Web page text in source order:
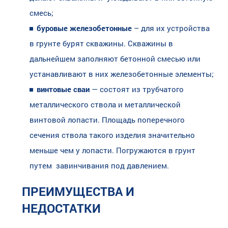
смесь;
буровые железобетонные– для их устройства
в грунте бурят скважины. Скважины в
дальнейшем заполняют бетонной смесью или
устанавливают в них железобетонные элементы;
винтовые сваи— состоят из трубчатого
металлического ствола и металлической
винтовой лопасти. Площадь поперечного
сечения ствола такого изделия значительно
меньше чем у лопасти. Погружаются в грунт
путем завинчивания под давлением.
ПРЕИМУЩЕСТВА И
НЕДОСТАТКИ